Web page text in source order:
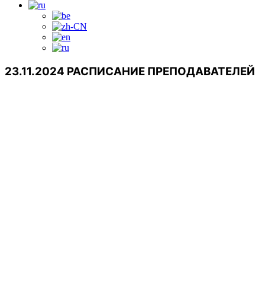
23.11.2024 РАСПИСАНИЕ ПРЕПОДАВАТЕЛЕЙ